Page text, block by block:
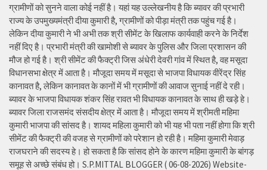
ग्रामीणों को सुनने वाला कोई नहीं है। यहां यह उल्लेखनीय है कि ब्यावर की प्रभारी
राज्य के उपमुख्यमंत्री दीया कुमारी है, ग्रामीणों को पीड़ा मंत्री तक पहुंच गई है।
लेकिन दीया कुमारी ने भी अभी तक श्री सीमेंट के खिलाफ कार्यवाही करने के निर्देश
नहीं दिए है। प्रभारी मंत्री की खामोशी से ब्यावर के पुलिस और जिला प्रशासन की
मौज हो गई है। श्री सीमेंट की फैक्ट्री जिस अंधेरी देवरी गांव में स्थित है, वह मसूदा
विधानसभा क्षेत्र में आता है। मौजूदा समय में मसूदा से भाजपा विधायक वीरेंद्र सिंह
कानावत है, लेकिन कानावत के कानों में भी ग्रामीणों की आवाज सुनाई नहीं दे रही।
ब्यावर के भाजपा विधायक शंकर सिंह रावत भी विधायक कानावत के साथ ही खड़े हे।
ब्यावर जिला राजसमंद संसदीय क्षेत्र में आता है। मौजूदा समय में श्रीमती महिमा
कुमारी भाजपा की सांसद है। शायद महिला कुमारी को भी यह भी पता नहीं होगा कि श्री
सीमेंट की फैक्ट्री की वजह से ग्रामीणों को परेशान हो रही है। महिमा कुमारी मेवाड़
राजघराने की सदस्य हे। हो सकता है कि सांसद होने के कारण महिमा कुमारी के बांगड़
समूह से अच्छे संबंध हो। S.P.MITTAL BLOGGER ( 06-08-2026) Website-